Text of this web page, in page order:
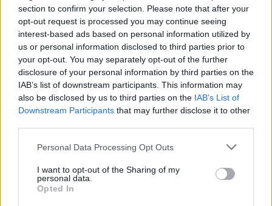
section to confirm your selection. Please note that after your
opt-out request is processed you may continue seeing
interest-based ads based on personal information utilized by
us or personal information disclosed to third parties prior to
your opt-out. You may separately opt-out of the further
disclosure of your personal information by third parties on the
IAB’s list of downstream participants. This information may
also be disclosed by us to third parties on the IAB’s List of
Downstream Participants that may further disclose it to other
Personal Data Processing Opt Outs
I want to opt-out of the Sharing of my
personal data.
Opted In
Szedd magad őszibarack: itt vannak
a legjobb lelőhelyek!
SZEMLE